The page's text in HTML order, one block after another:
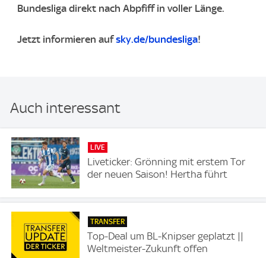
Bundesliga direkt nach Abpfiff in voller Länge.
Jetzt informieren aufsky.de/bundesliga!
Auch interessant
LIVE
Liveticker: Grönning mit erstem Tor
der neuen Saison! Hertha führt
TRANSFER
Top-Deal um BL-Knipser geplatzt ||
Weltmeister-Zukunft offen